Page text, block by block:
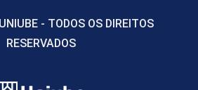
- TODOS OS DIREITOS
RESERVADOS